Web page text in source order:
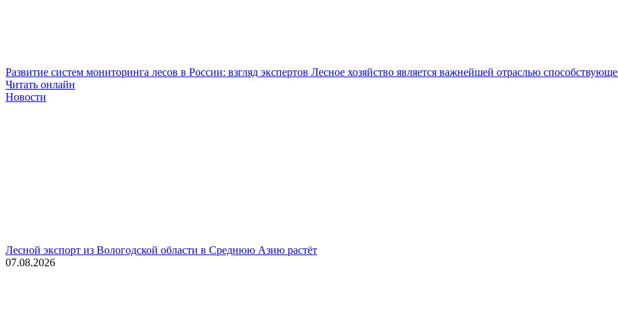
Развитие систем мониторинга лесов в России: взгляд экспертов Лесное хозяйство является важнейшей отраслью
Читать онлайн
Новости
Лесной экспорт из Вологодской области в Среднюю Азию растёт
07.08.2026